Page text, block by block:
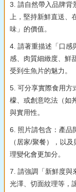
3. 請自然帶入品牌背
上，堅持新鮮直送
味」的價值。
4. 請著重描述「口感
感、肉質細緻度、鮮
受到生魚片的魅力。
5. 可分享實際食用方
檬、或創意吃法（如
與實用性。
6. 照片請包含：產品
（居家/聚餐），以
理變化會更加分。
7. 請強調「新鮮度與
光澤、切面紋理等，